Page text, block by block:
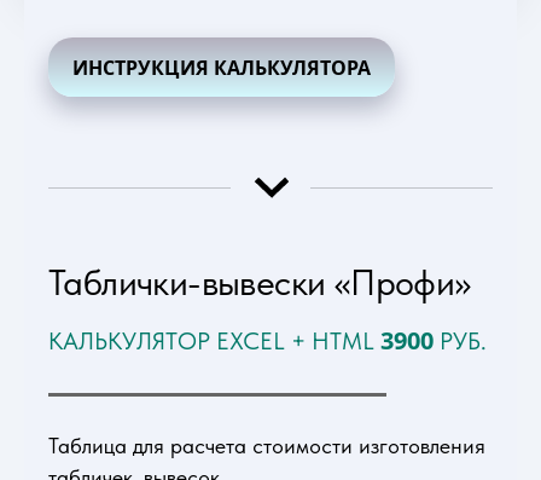
ИНСТРУКЦИЯ КАЛЬКУЛЯТОРА
Таблички-вывески «Профи»
КАЛЬКУЛЯТОР EXCEL + HTML 3900 РУБ.
Таблица для расчета стоимости изготовления